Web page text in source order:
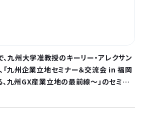
九州大学准教授のキーリー・アレクサン
「九州企業立地セミナー＆交流会 in 福岡
九州GX産業立地の最前線～」のセミナ